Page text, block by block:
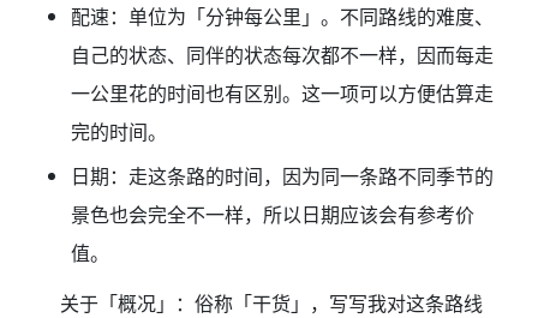
配速：单位为「分钟每公里」。不同路线的难度、
自己的状态、同伴的状态每次都不一样，因而每走
一公里花的时间也有区别。这一项可以方便估算走
完的时间。
日期：走这条路的时间，因为同一条路不同季节的
景色也会完全不一样，所以日期应该会有参考价
值。
关于「概况」：俗称「干货」，写写我对这条路线